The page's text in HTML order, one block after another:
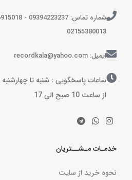
خدمـات مـشــتریان
نحوه خرید از سایت
02155380013
ایمیل: recordkala@yahoo.com
از ساعت 10 صبح الی 17